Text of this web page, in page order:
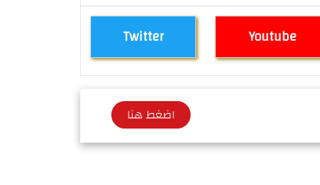
Twitter Youtube
اضغط هنا